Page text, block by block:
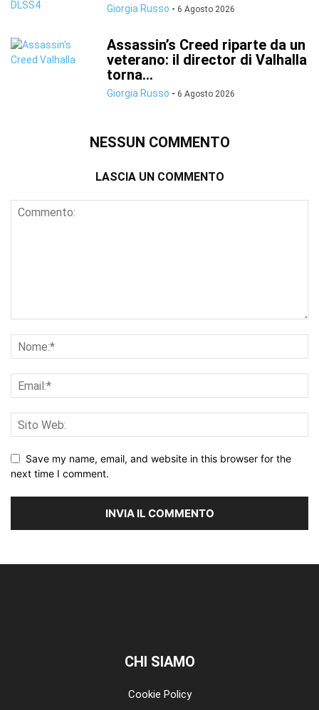
Giorgia Russo - 6 Agosto 2026
Assassin’s Creed riparte da un
veterano: il director di Valhalla
torna...
Giorgia Russo - 6 Agosto 2026
NESSUN COMMENTO
LASCIA UN COMMENTO
Save my name, email, and website in this browser for the
next time I comment.
CHI SIAMO
Cookie Policy